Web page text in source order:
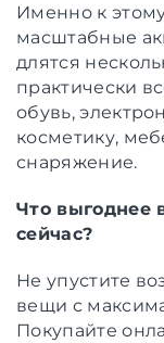
Именно к
масштабные
длятся
практически
обувь,
косметику,
снаряжение.
Что выгоднее
сейчас?
Не упустите
вещи с
Покупайте